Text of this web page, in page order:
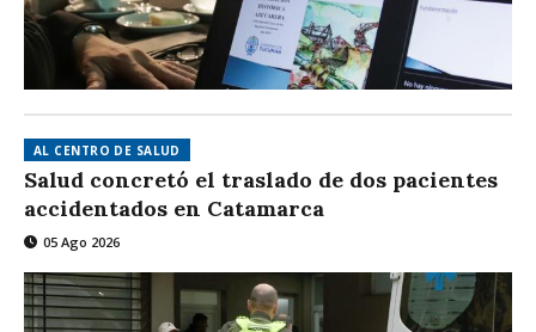
AL CENTRO DE SALUD
Salud concretó el traslado de dos pacientes
accidentados en Catamarca
05 Ago 2026